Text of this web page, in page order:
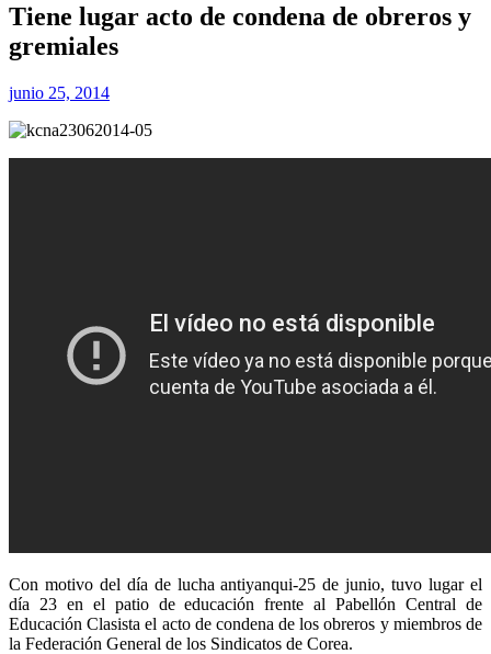
Tiene lugar acto de condena de obreros y
gremiales
junio 25, 2014
Con motivo del día de lucha antiyanqui-25 de junio, tuvo lugar el
día 23 en el patio de educación frente al Pabellón Central de
Educación Clasista el acto de condena de los obreros y miembros de
la Federación General de los Sindicatos de Corea.